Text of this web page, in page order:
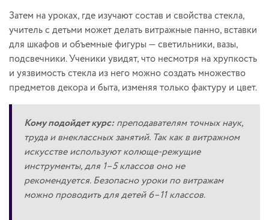
Затем на уроках, где изучают состав и свойства стекла,
учитель с детьми может делать витражные панно, вставки
для шкафов и объемные фигуры — светильники, вазы,
подсвечники. Ученики увидят, что несмотря на хрупкость
и уязвимость стекла из него можно создать множество
предметов декора и быта, изменяя только фактуру и цвет.
Кому подойдет курс:преподавателям точных наук,
труда и внеклассных занятий. Так как в витражном
искусстве используют колюще-режущие
инструменты, для 1–5 классов оно не
рекомендуется. Безопасно уроки по витражам
можно проводить для детей 6–11 классов.